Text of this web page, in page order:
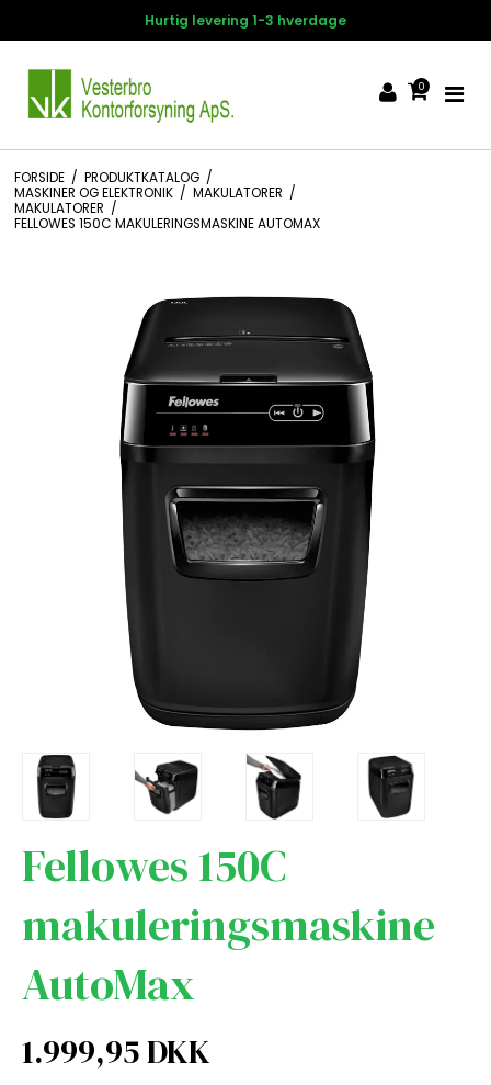
Hurtig levering 1-3 hverdage
0
FORSIDE / PRODUKTKATALOG /
MASKINER OG ELEKTRONIK / MAKULATORER /
MAKULATORER /
FELLOWES 150C MAKULERINGSMASKINE AUTOMAX
Fellowes 150C
makuleringsmaskine
AutoMax
1.999,95 DKK